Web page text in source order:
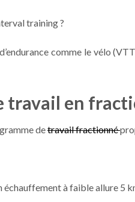
training ?
comme le vélo
travail en
detravail fractionné
échauffement à faible allure 5